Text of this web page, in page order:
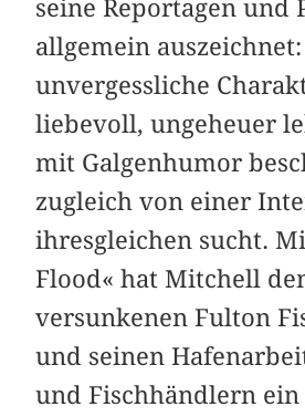
seine Reportagen und
allgemein auszeichnet:
unvergessliche
liebevoll, ungeheuer
mit Galgenhumor
zugleich von einer
ihresgleichen sucht.
Flood« hat Mitchell
versunkenen Fulton
und seinen
und Fischhändlern ein